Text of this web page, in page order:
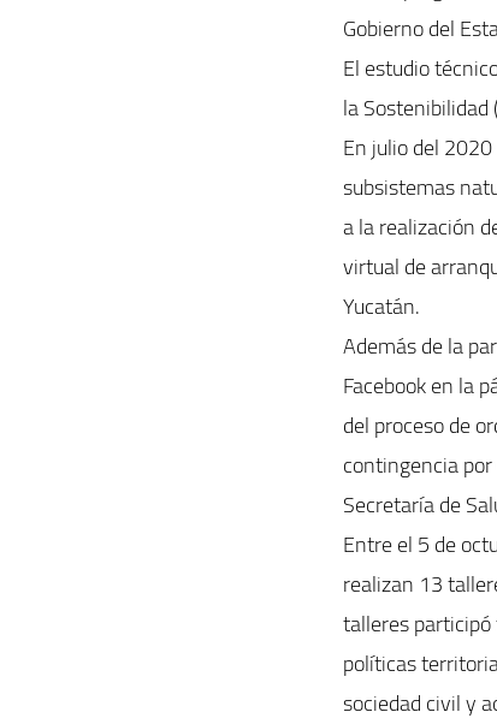
Gobierno del
El estudio
la Sostenibilidad
En julio del
subsistemas
a la realización
virtual de
Yucatán.
Además de la
Facebook en la
del proceso de
contingencia
Secretaría de
Entre el 5 de
realizan 13
talleres
políticas
sociedad civil y